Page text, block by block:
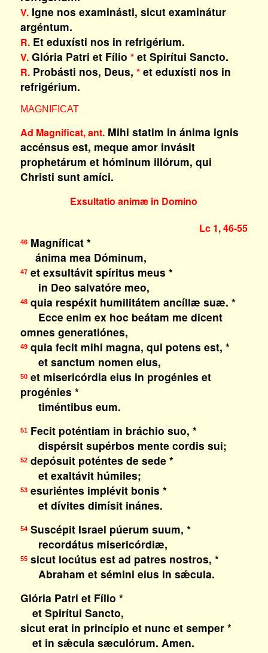
V.Igne nos examinásti, sicut examinátur
argéntum.
R.Et eduxísti nos in refrigérium.
V.Glória Patri et Fílio *et Spirítui Sancto.
R.Probásti nos, Deus, *et eduxísti nos in
refrigérium.
MAGNIFICAT
Ad Magnificat, ant. Mihi statim in ánima ignis
accénsus est, meque amor invásit
prophetárum et hóminum illórum, qui
Christi sunt amíci.
Exsultatio animæ in Domino
Lc 1, 46-55
46Magníficat *
ánima mea Dóminum,
47et exsultávit spíritus meus *
in Deo salvatóre meo,
48quia respéxit humilitátem ancíllæ suæ. *
Ecce enim ex hoc beátam me dicent
omnes generatiónes,
49quia fecit mihi magna, qui potens est, *
et sanctum nomen eius,
50et misericórdia eius in progénies et
progénies *
timéntibus eum.
51Fecit poténtiam in bráchio suo, *
dispérsit supérbos mente cordis sui;
52depósuit poténtes de sede *
et exaltávit húmiles;
53esuriéntes implévit bonis *
et dívites dimísit inánes.
54Suscépit Israel púerum suum, *
recordátus misericórdiæ,
55sicut locútus est ad patres nostros, *
Abraham et sémini eius in sǽcula.
Glória Patri et Fílio *
et Spirítui Sancto,
sicut erat in princípio et nunc et semper *
et in sǽcula sæculórum. Amen.